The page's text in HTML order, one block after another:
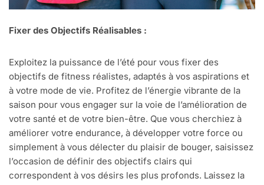
Fixer des Objectifs Réalisables :
Exploitez la puissance de l’été pour vous fixer des
objectifs de fitness réalistes, adaptés à vos aspirations et
à votre mode de vie. Profitez de l’énergie vibrante de la
saison pour vous engager sur la voie de l’amélioration de
votre santé et de votre bien-être. Que vous cherchiez à
améliorer votre endurance, à développer votre force ou
simplement à vous délecter du plaisir de bouger, saisissez
l’occasion de définir des objectifs clairs qui
correspondent à vos désirs les plus profonds. Laissez la